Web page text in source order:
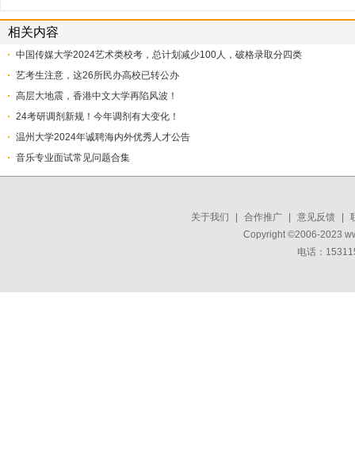
相关内容
中国传媒大学2024艺术类校考，总计划减少100人，破格录取分四类
艺考生注意，这26所民办高校已转公办
高层大地震，香港中文大学再陷风波！
24考研调剂新规！今年调剂有大变化！
温州大学2024年诚聘海内外优秀人才公告
音乐专业面试常见问题合集
关于我们 合作推广 意见反馈
Copyright ©2006-2023
电话：